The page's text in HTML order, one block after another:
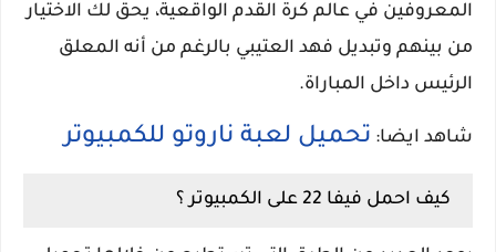
المعروفين في عالم كرة القدم الواقعية، يحق لك الاختيار
من بينهم وتبديل فهد العتيبي بالرغم من أنه المعلق
الرئيس داخل المباراة.
شاهد ايضا: تحميل لعبة ناروتو للكمبيوتر
كيف احمل فيفا 22 على الكمبيوتر ؟